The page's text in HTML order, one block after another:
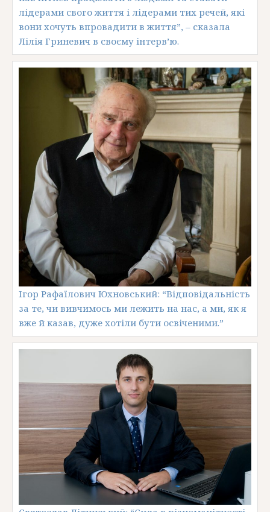
лідерами свого життя і лідерами тих речей, які
вони хочуть впровадити в життя”, – сказала
Лілія Гриневич в своєму інтерв’ю.
Ігор Рафаїлович Юхновський: “Відповідальність
за те, чи вивчимось ми лежить на нас, а ми, як я
вже й казав, дуже хотіли бути освіченими.”